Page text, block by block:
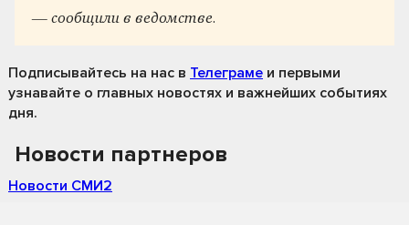
— сообщили в ведомстве.
Подписывайтесь на нас в Телеграме и первыми
узнавайте о главных новостях и важнейших событиях
дня.
Новости партнеров
Новости СМИ2